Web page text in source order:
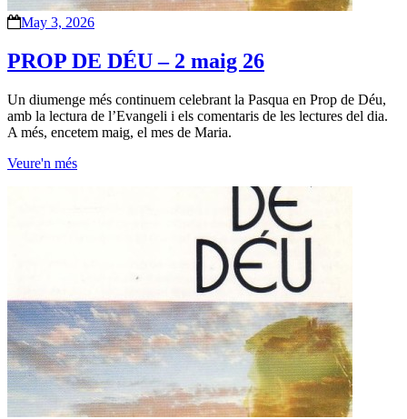
May 3, 2026
PROP DE DÉU – 2 maig 26
Un diumenge més continuem celebrant la Pasqua en Prop de Déu,
amb la lectura de l’Evangeli i els comentaris de les lectures del dia.
A més, encetem maig, el mes de Maria.
Veure'n més